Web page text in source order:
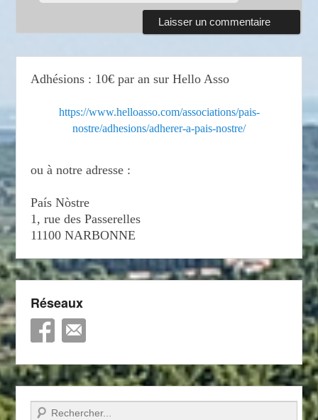
Adhésions : 10€ par an sur Hello Asso
https://www.helloasso.com/associations/pais-
nostre/adhesions/adherer-a-pais-nostre/
ou à notre adresse :
País Nòstre
1, rue des Passerelles
11100 NARBONNE
Réseaux
Recherche